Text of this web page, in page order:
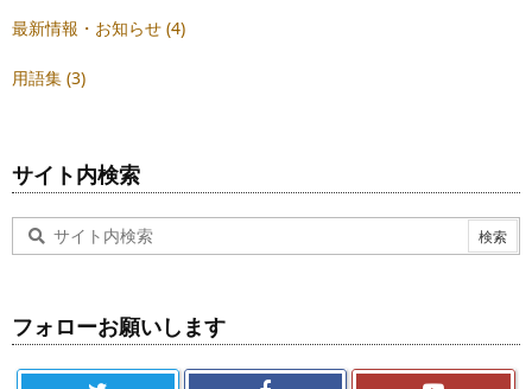
最新情報・お知らせ (4)
用語集 (3)
サイト内検索
フォローお願いします